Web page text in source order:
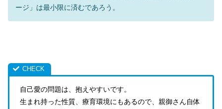
ージ」は最小限に済むであろう。
自己愛の問題は、抱えやすいです。
生まれ持った性質、療育環境にもあるので、親御さん自体